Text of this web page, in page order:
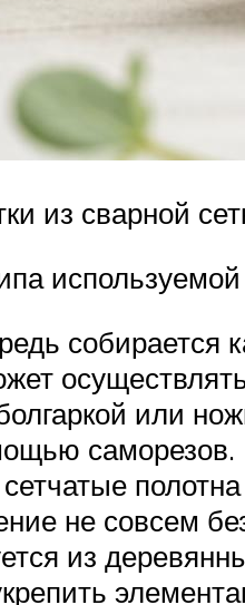
из сварной
используемой
собирается
или
саморезов.
не совсем
из